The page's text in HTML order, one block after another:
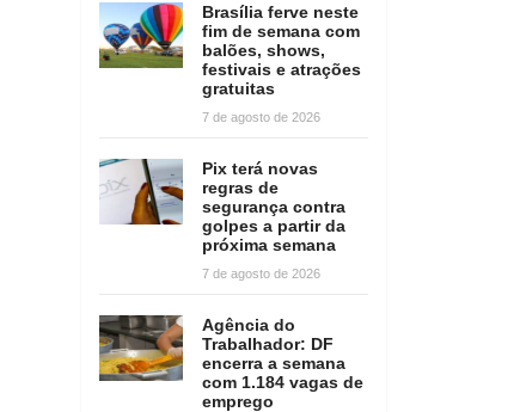
Brasília ferve neste
fim de semana com
balões, shows,
festivais e atrações
gratuitas
7 de agosto de 2026
Pix terá novas
regras de
segurança contra
golpes a partir da
próxima semana
7 de agosto de 2026
Agência do
Trabalhador: DF
encerra a semana
com 1.184 vagas de
emprego